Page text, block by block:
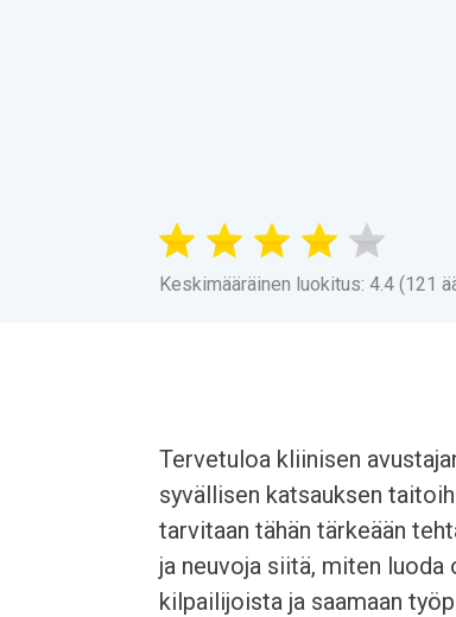
Keskimääräinen luokitus: 4.4 (121
Tervetuloa kliinisen
syvällisen katsauksen
tarvitaan tähän tärkeään
ja neuvoja siitä, miten
kilpailijoista ja saamaan